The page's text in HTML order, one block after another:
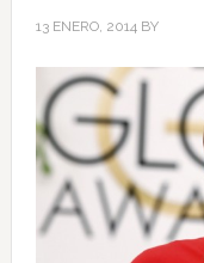
13 ENERO, 2014BY